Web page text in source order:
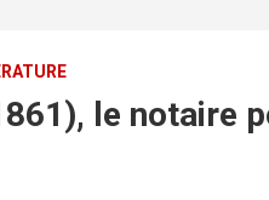
le notaire